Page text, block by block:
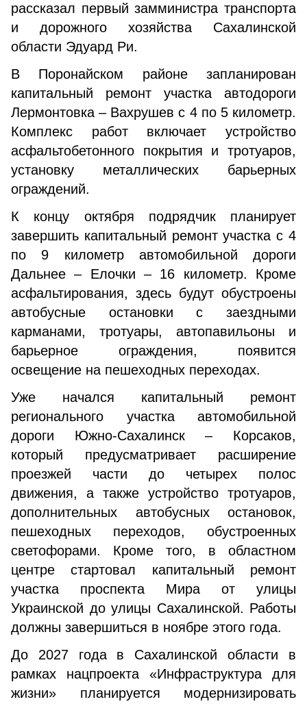
рассказал первый замминистра транспорта
и дорожного хозяйства Сахалинской
области Эдуард Ри.
В Поронайском районе запланирован
капитальный ремонт участка автодороги
Лермонтовка – Вахрушев с 4 по 5 километр.
Комплекс работ включает устройство
асфальтобетонного покрытия и тротуаров,
установку металлических барьерных
ограждений.
К концу октября подрядчик планирует
завершить капитальный ремонт участка с 4
по 9 километр автомобильной дороги
Дальнее – Елочки – 16 километр. Кроме
асфальтирования, здесь будут обустроены
автобусные остановки с заездными
карманами, тротуары, автопавильоны и
барьерное ограждения, появится
освещение на пешеходных переходах.
Уже начался капитальный ремонт
регионального участка автомобильной
дороги Южно-Сахалинск – Корсаков,
который предусматривает расширение
проезжей части до четырех полос
движения, а также устройство тротуаров,
дополнительных автобусных остановок,
пешеходных переходов, обустроенных
светофорами. Кроме того, в областном
центре стартовал капитальный ремонт
участка проспекта Мира от улицы
Украинской до улицы Сахалинской. Работы
должны завершиться в ноябре этого года.
До 2027 года в Сахалинской области в
рамках нацпроекта «Инфраструктура для
жизни» планируется модернизировать